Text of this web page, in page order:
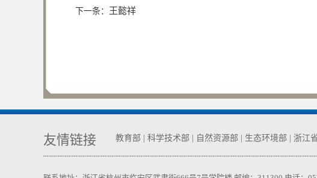
下一条： 王懿祥
友情链接 教育部 科学技术部 自然资源部 生态环境部 浙江